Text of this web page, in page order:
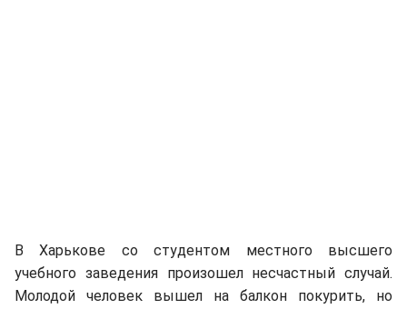
В Харькове со студентом местного высшего
учебного заведения произошел несчастный случай.
Молодой человек вышел на балкон покурить, но